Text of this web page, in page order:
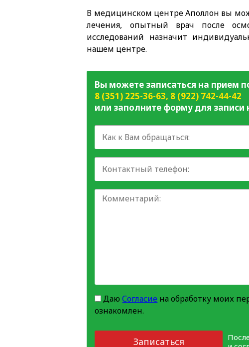
В медицинском центре Аполлон вы
лечения, опытный врач после
исследований назначит
нашем центре.
Вы можете записаться на прием
8 (351) 225-36-63, 8 (922) 742-44-42
или заполните форму для записи
ДаюСогласие на обработку моих
ознакомлен.
Записаться